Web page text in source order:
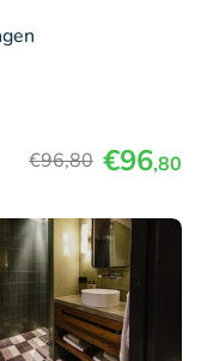
€96,80 €96,80